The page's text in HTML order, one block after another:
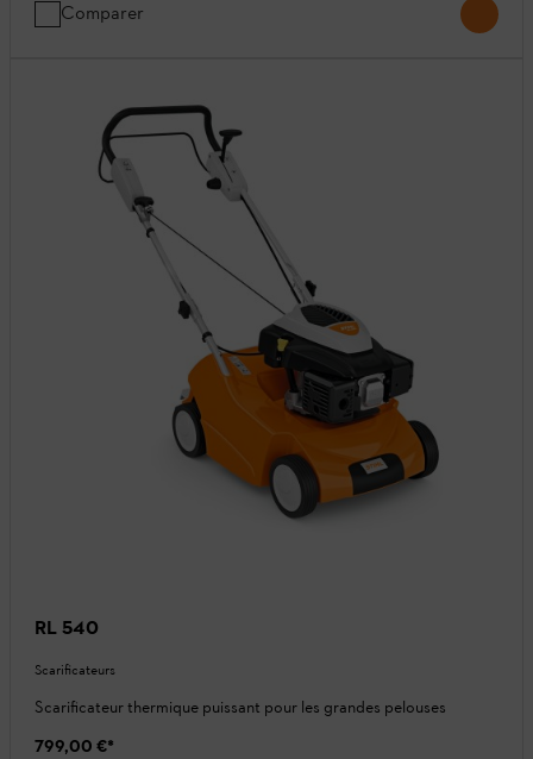
Comparer
RL 540
Scarificateurs
Scarificateur thermique puissant pour les grandes pelouses
799,00 €*